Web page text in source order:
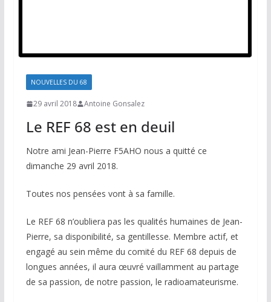
NOUVELLES DU 68
29 avril 2018 Antoine Gonsalez
Le REF 68 est en deuil
Notre ami Jean-Pierre F5AHO nous a quitté ce
dimanche 29 avril 2018.
Toutes nos pensées vont à sa famille.
Le REF 68 n’oubliera pas les qualités humaines de Jean-
Pierre, sa disponibilité, sa gentillesse. Membre actif, et
engagé au sein même du comité du REF 68 depuis de
longues années, il aura œuvré vaillamment au partage
de sa passion, de notre passion, le radioamateurisme.